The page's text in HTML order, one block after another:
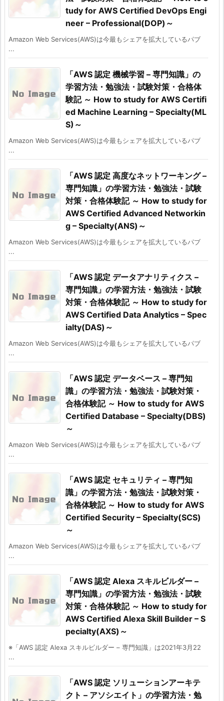
tudy for AWS Certified DevOps Engi
neer – Professional(DOP)～
Amazon Web Services(AWS)は今最もシェアを拡大しているパブ
...
「AWS 認定 機械学習 – 専門知識」の
学習方法・勉強法・試験対策・合格体
験記 ～ How to study for AWS Certifi
ed Machine Learning – Specialty(ML
S)～
Amazon Web Services(AWS)は今最もシェアを拡大しているパブ
...
「AWS 認定 高度なネットワーキング –
専門知識」の学習方法・勉強法・試験
対策・合格体験記 ～ How to study for
AWS Certified Advanced Networkin
g – Specialty(ANS)～
Amazon Web Services(AWS)は今最もシェアを拡大しているパブ
...
「AWS 認定 データアナリティクス –
専門知識」の学習方法・勉強法・試験
対策・合格体験記 ～ How to study for
AWS Certified Data Analytics – Spec
ialty(DAS)～
Amazon Web Services(AWS)は今最もシェアを拡大しているパブ
...
「AWS 認定 データベース – 専門知
識」の学習方法・勉強法・試験対策・
合格体験記 ～ How to study for AWS
Certified Database – Specialty(DBS)
～
Amazon Web Services(AWS)は今最もシェアを拡大しているパブ
...
「AWS 認定 セキュリティ – 専門知
識」の学習方法・勉強法・試験対策・
合格体験記 ～ How to study for AWS
Certified Security – Specialty(SCS)
～
Amazon Web Services(AWS)は今最もシェアを拡大しているパブ
...
「AWS 認定 Alexa スキルビルダー –
専門知識」の学習方法・勉強法・試験
対策・合格体験記 ～ How to study for
AWS Certified Alexa Skill Builder – S
pecialty(AXS)～
※「AWS 認定 Alexa スキルビルダー – 専門知識」は2021年3月22
...
「AWS 認定 ソリューションアーキテ
クト – アソシエイト」の学習方法・勉